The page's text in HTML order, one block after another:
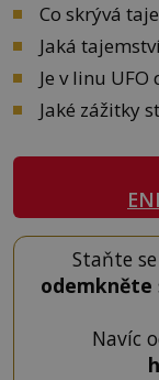
Co skrývá
Jaká
Je v Iinu
Jaké zážitky
Staňte
odemkněte
Navíc